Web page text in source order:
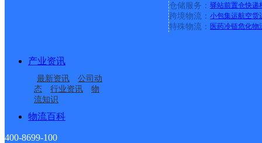
仓储服务： 驿站前置仓快递
跨境物流： 小包集运航空货
特殊物流： 医药冷链危化物
产业资讯
最新资讯
公司动
态
行业资讯
物
流知识
物流百科
400-8699-100
中国邮政集团有限公司新疆维吾尔自治区叶城县
寄存点
广西藤县公司埌南便民
寄存点
广西藤县公司天平便民
寄存点
广西梧州公司太平镇分
部
同心邮政所